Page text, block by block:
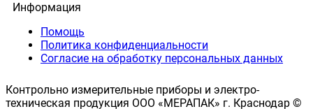
Информация
Помощь
Политика конфиденциальности
Согласие на обработку персональных данных
Контрольно измерительные приборы и электро-
техническая продукция ООО «МЕРАПАК» г. Краснодар ©